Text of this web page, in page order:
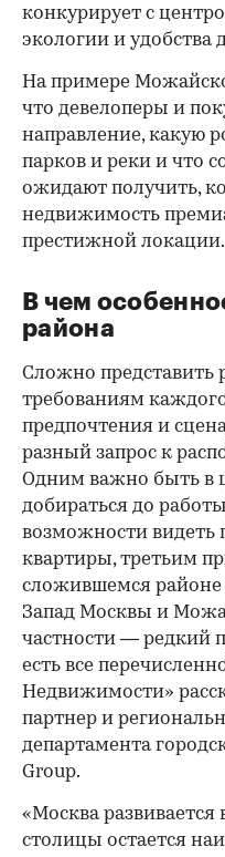
конкурирует с
экологии и удобства
На примере
что девелоперы и
направление, какую
парков и реки и что
ожидают получить,
недвижимость
престижной локации.
00:00 / 00:00
В чем
района
Сложно представить
требованиям
предпочтения и
разный запрос к
Одним важно быть в
добираться до
возможности видеть
квартиры, третьим
сложившемся
Запад Москвы и
частности — редкий
есть все
Недвижимости»
партнер и
департамента
Group.
«Москва развивается
столицы остается